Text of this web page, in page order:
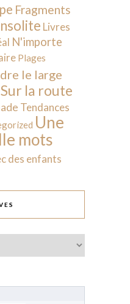
Fragments
Livres
N'importe
Plages
le large
Sur la route
Tendances
Une
mots
des enfants